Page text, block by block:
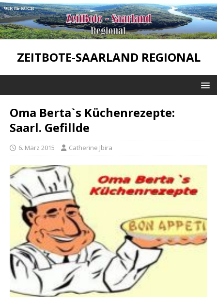
ZEITBOTE-SAARLAND REGIONAL
Oma Berta`s Küchenrezepte:
Saarl. Gefillde
6. März 2015 Catherine Jbira